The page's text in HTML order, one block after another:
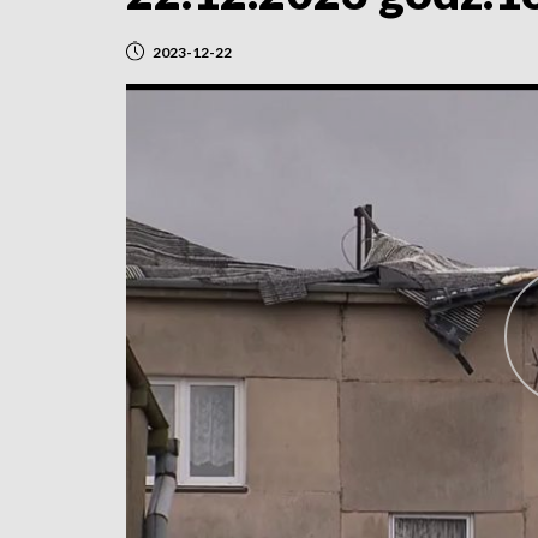
2023-12-22